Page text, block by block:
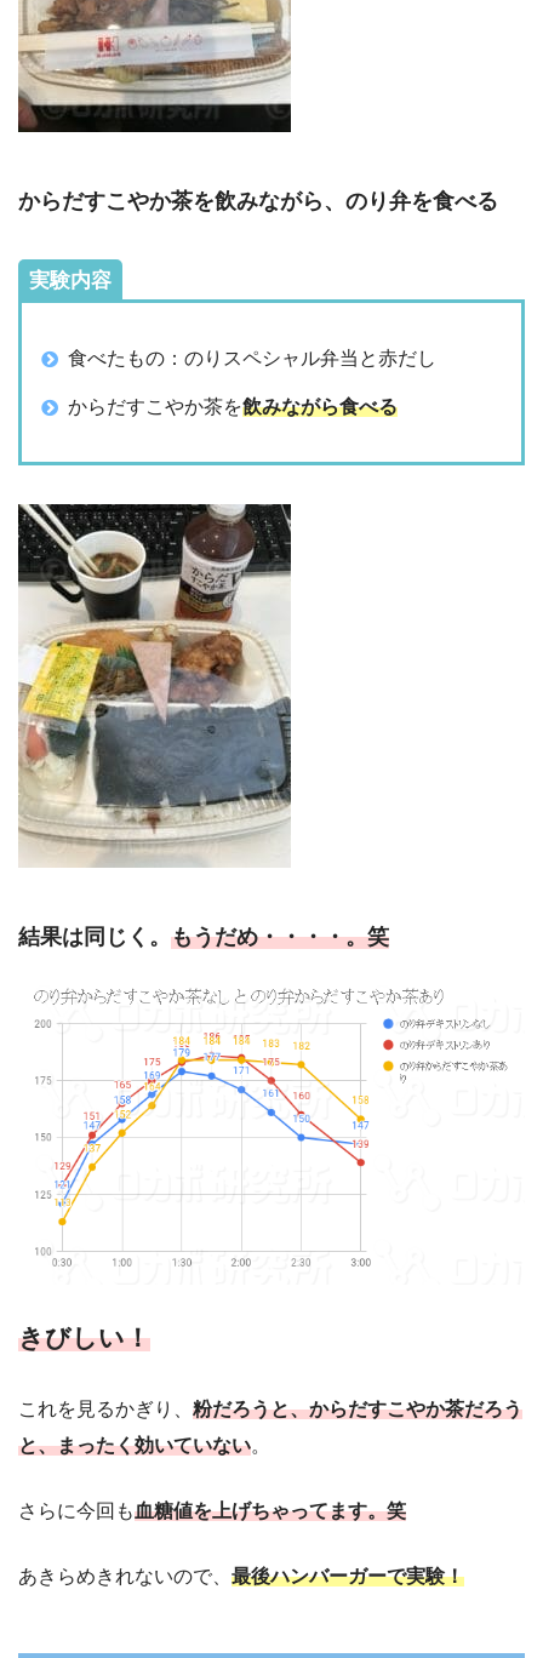
からだすこやか茶を飲みながら、のり弁を食べる
実験内容
食べたもの：のりスペシャル弁当と赤だし
からだすこやか茶を飲みながら食べる
結果は同じく。 もうだめ・・・・。笑
きびしい！
これを見るかぎり、 粉だろうと、からだすこやか茶だろう
と、まったく効いていない。
さらに今回も血糖値を上げちゃってます。笑
あきらめきれないので、 最後ハンバーガーで実験！